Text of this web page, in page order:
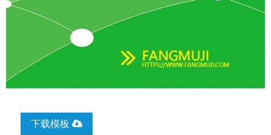
下载模板